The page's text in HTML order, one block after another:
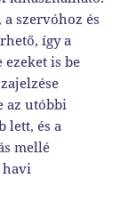
szervóhoz és
így a
is be
az utóbbi
lett, és a
mellé
havi